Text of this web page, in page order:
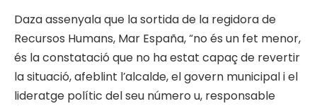
Daza assenyala que la sortida de la regidora de
Recursos Humans, Mar España, “no és un fet menor,
és la constatació que no ha estat capaç de revertir
la situació, afeblint l’alcalde, el govern municipal i el
lideratge polític del seu número u, responsable